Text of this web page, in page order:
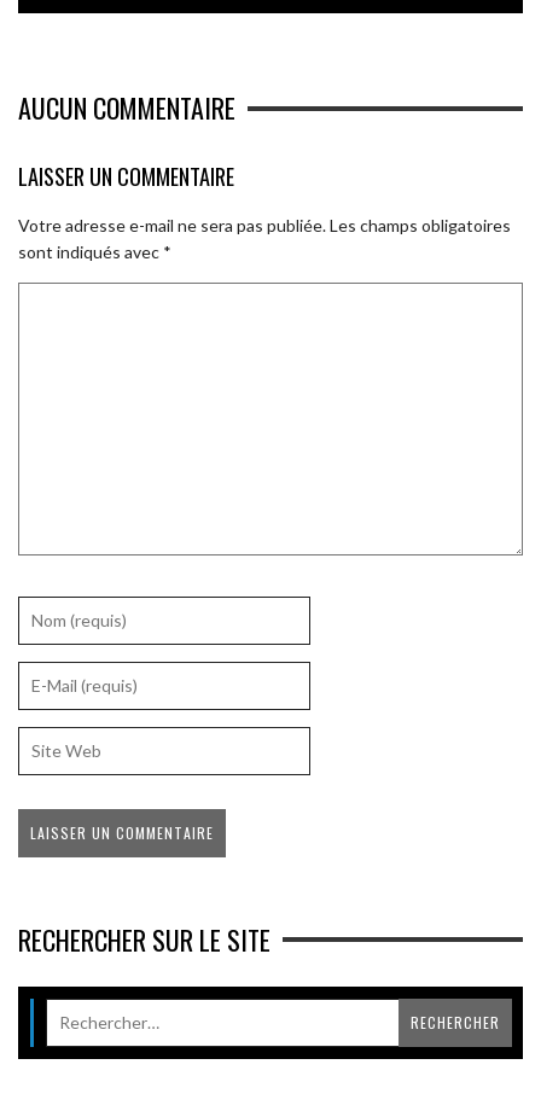
AUCUN COMMENTAIRE
LAISSER UN COMMENTAIRE
Votre adresse e-mail ne sera pas publiée.Les champs obligatoires
sont indiqués avec *
RECHERCHER SUR LE SITE